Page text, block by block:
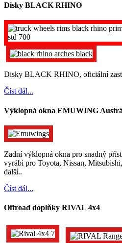
Disky BLACK RHINO
Disky BLACK RHINO, oficiální
Číst dál...
Výklopná okna EMUWING
Zadní výklopná okna pro snadný
vyrábí pro Toyota, Nissan,
další..
Číst dál...
Offroad doplňky RIVAL 4x4